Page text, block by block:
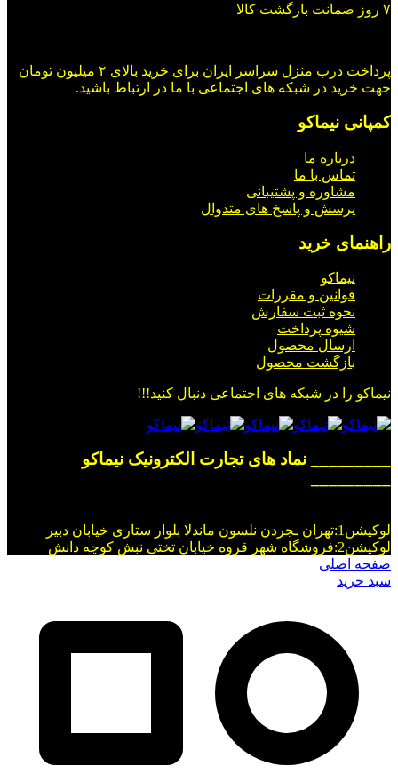
۷ روز ضمانت بازگشت کالا
پرداخت درب منزل سراسر ایران برای خرید بالای ۲ میلیون تومان
جهت خرید در شبکه های اجتماعی با ما در ارتباط باشید.
کمپانی نیماکو
درباره ما
تماس با ما
مشاوره و پشتیبانی
پرسش و پاسخ های متدوال
راهنمای خرید
نیماکو
قوانین و مقررات
نحوه ثبت سفارش
شیوه پرداخت
ارسال محصول
بازگشت محصول
نیماکو را در شبکه های اجتماعی دنبال کنید!!!
_________ نماد های تجارت الکترونیک نیماکو
لوکیشن1:تهران ـجردن نلسون ماندلا بلوار ستاری خیابان دبیر
لوکیشن2:فروشگاه شهر قروه خیابان تختی نبش کوچه دانش
صفحه اصلی
سبد خرید